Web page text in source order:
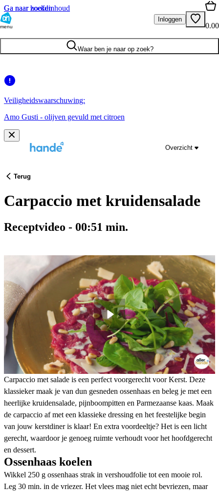
Ga naar hoofdinhoud
Ga naar zoeken
menu
Inloggen
0.00
Waar ben je naar op zoek?
Veiligheidswaarschuwing:
Amo Gusti - olijven gevuld met citroen
Overzicht
Terug
Carpaccio met kruidensalade
Receptvideo - 00:51 min.
Carpaccio met salade is een perfect voorgerecht voor Kerst. Deze
klassieker maak je van dun gesneden ossenhaas en beleg je met een
heerlijke kruidensalade, pijnboompitten en Parmezaanse kaas. Maak
de carpaccio af met een klassieke dressing en het feestelijke begin
van jouw kerstdiner is klaar! En extra voordeeltje? Het is een licht
gerecht, waardoor je genoeg ruimte verhoudt voor het hoofdgerecht
en dessert.
Ossenhaas koelen
Wikkel 250 g ossenhaas strak in vershoudfolie tot een mooie rol.
Leg 30 min. in de vriezer. Het vlees mag niet echt bevriezen, maar